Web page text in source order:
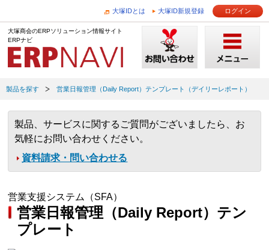
大塚IDとは 大塚ID新規登録 ログイン
大塚商会のERPソリューション情報サイト
ERPナビ
製品を探す 営業日報管理（Daily Report）テンプレート（デイリーレポート）
製品、サービスに関するご質問がございましたら、お
気軽にお問い合わせください。
資料請求・問い合わせる
営業支援システム（SFA）
営業日報管理（Daily Report）テン
プレート